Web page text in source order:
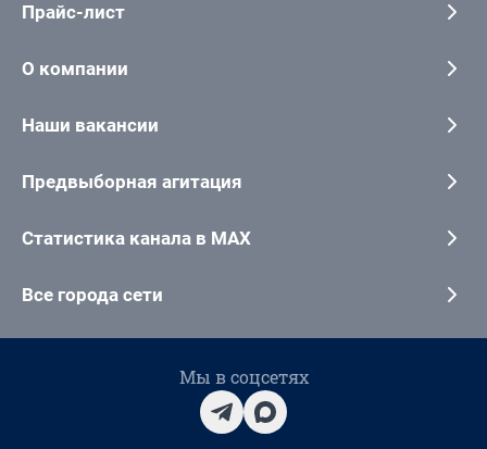
Прайс-лист
О компании
Наши вакансии
Предвыборная агитация
Статистика канала в MAX
Все города сети
Мы в соцсетях